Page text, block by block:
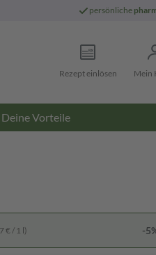
persönliche
Rezept einlösen Mein
Deine Vorteile
€ / 1 l) -